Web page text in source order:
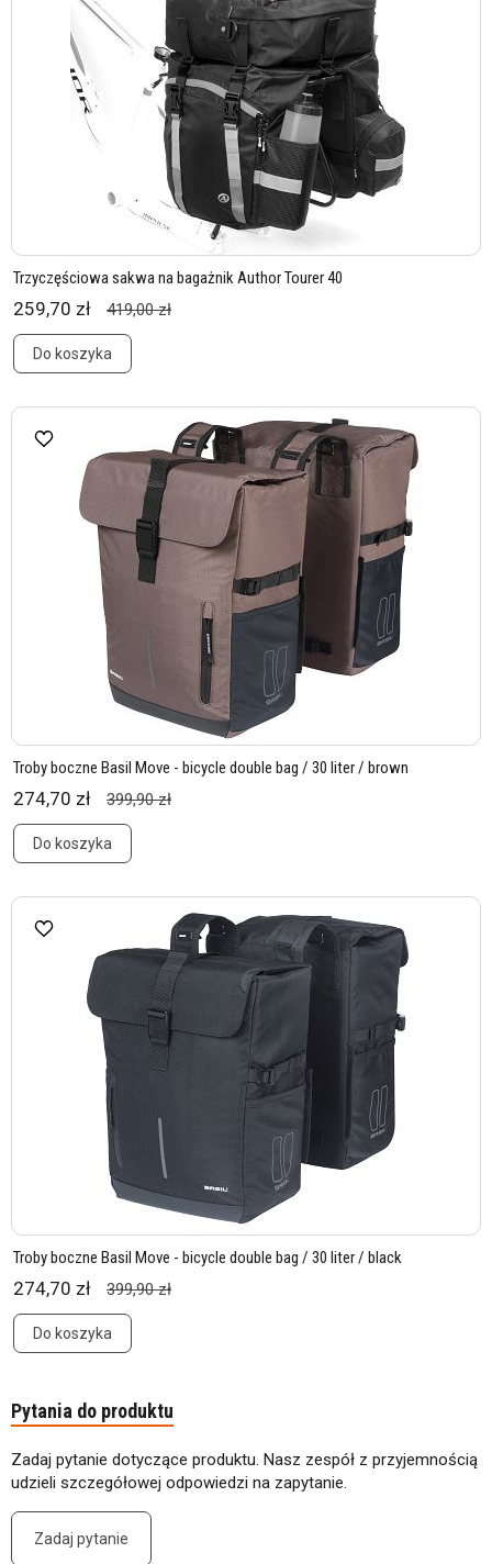
Trzyczęściowa sakwa na bagażnik Author Tourer 40
259,70 zł 419,00 zł
Do koszyka
Troby boczne Basil Move - bicycle double bag / 30 liter / brown
274,70 zł 399,90 zł
Do koszyka
Troby boczne Basil Move - bicycle double bag / 30 liter / black
274,70 zł 399,90 zł
Do koszyka
Pytania do produktu
Zadaj pytanie dotyczące produktu. Nasz zespół z przyjemnością
udzieli szczegółowej odpowiedzi na zapytanie.
Zadaj pytanie